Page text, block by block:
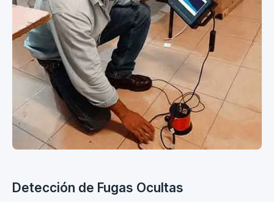
Detección de Fugas Ocultas